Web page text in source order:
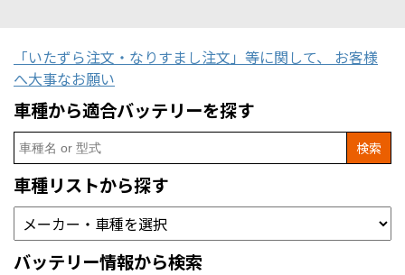
「いたずら注文・なりすまし注文」等に関して、 お客様
へ大事なお願い
車種から適合バッテリーを探す
Search
for:
車種リストから探す
バッテリー情報から検索